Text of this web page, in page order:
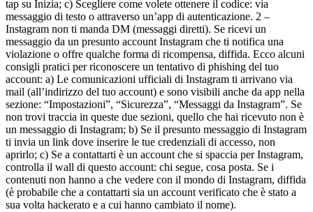
tap su Inizia; c) Scegliere come volete ottenere il codice: via
messaggio di testo o attraverso un’app di autenticazione. 2 –
Instagram non ti manda DM (messaggi diretti). Se ricevi un
messaggio da un presunto account Instagram che ti notifica una
violazione o offre qualche forma di ricompensa, diffida. Ecco alcuni
consigli pratici per riconoscere un tentativo di phishing del tuo
account: a) Le comunicazioni ufficiali di Instagram ti arrivano via
mail (all’indirizzo del tuo account) e sono visibili anche da app nella
sezione: “Impostazioni”, “Sicurezza”, “Messaggi da Instagram”. Se
non trovi traccia in queste due sezioni, quello che hai ricevuto non è
un messaggio di Instagram; b) Se il presunto messaggio di Instagram
ti invia un link dove inserire le tue credenziali di accesso, non
aprirlo; c) Se a contattarti è un account che si spaccia per Instagram,
controlla il wall di questo account: chi segue, cosa posta. Se i
contenuti non hanno a che vedere con il mondo di Instagram, diffida
(è probabile che a contattarti sia un account verificato che è stato a
sua volta hackerato e a cui hanno cambiato il nome).